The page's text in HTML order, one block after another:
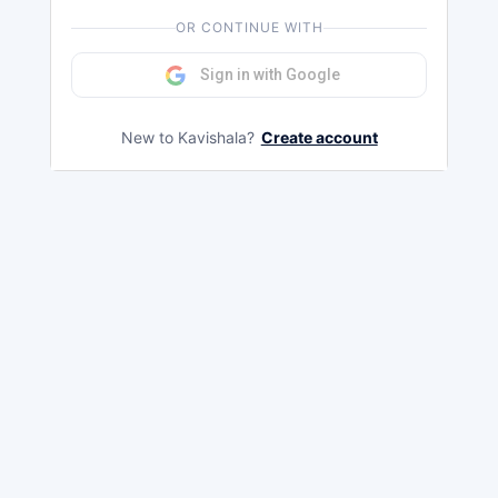
OR CONTINUE WITH
Sign in with Google
New to Kavishala? Create account